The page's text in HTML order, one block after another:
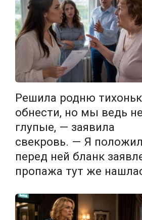
Решила родню
обнести, но мы ведь не
глупые, — заявила
свекровь. — Я
перед ней бланк
пропажа тут же